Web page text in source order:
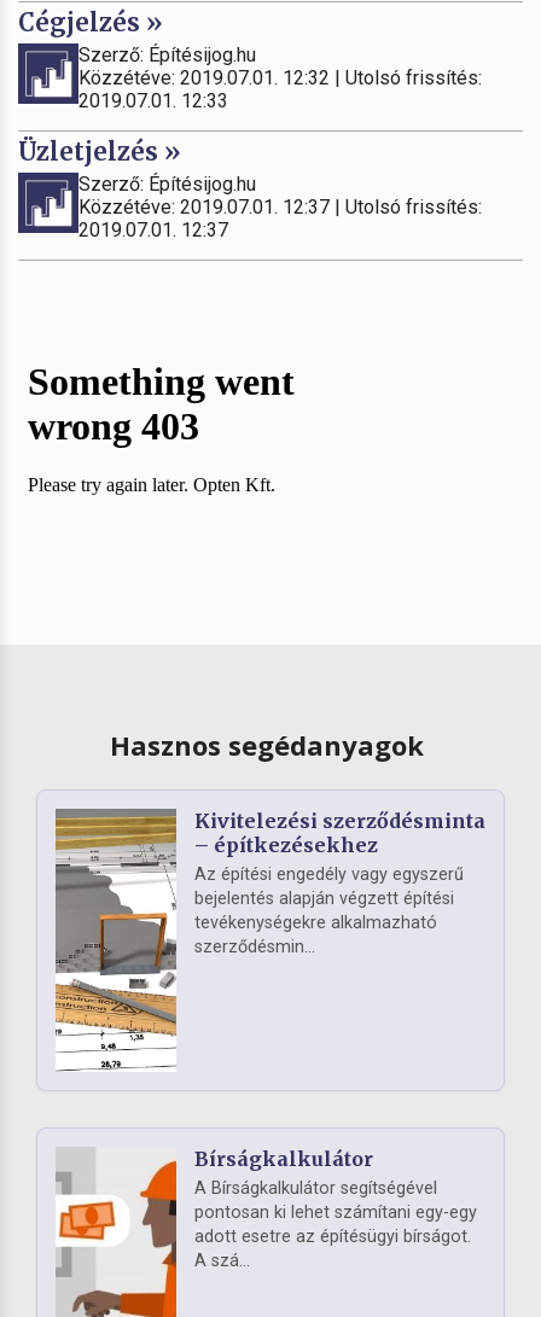
Cégjelzés »
Szerző: Építésijog.hu
Közzétéve: 2019.07.01. 12:32 | Utolsó frissítés:
2019.07.01. 12:33
Üzletjelzés »
Szerző: Építésijog.hu
Közzétéve: 2019.07.01. 12:37 | Utolsó frissítés:
2019.07.01. 12:37
Hasznos segédanyagok
Kivitelezési szerződésminta
– építkezésekhez
Az építési engedély vagy egyszerű
bejelentés alapján végzett építési
tevékenységekre alkalmazható
szerződésmin...
Bírságkalkulátor
A Bírságkalkulátor segítségével
pontosan ki lehet számítani egy-egy
adott esetre az építésügyi bírságot.
A szá...